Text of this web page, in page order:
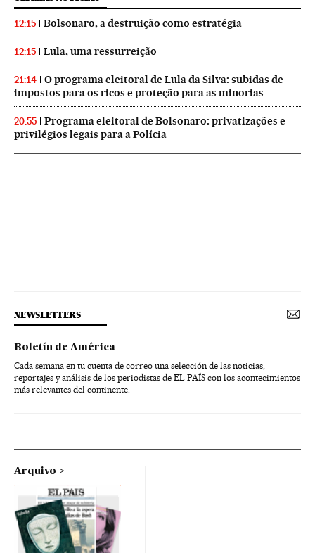
12:15 Bolsonaro, a destruição como estratégia
12:15 Lula, uma ressurreição
21:14
O programa eleitoral de Lula da Silva: subidas de
impostos para os ricos e proteção para as minorias
20:55
Programa eleitoral de Bolsonaro: privatizações e
privilégios legais para a Polícia
NEWSLETTERS
Boletín de América
Cada semana en tu cuenta de correo una selección de las noticias,
reportajes y análisis de los periodistas de EL PAÍS con los acontecimientos
más relevantes del continente.
Arquivo